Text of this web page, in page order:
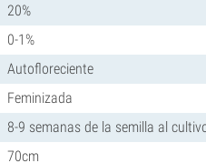
20%
0-1%
Autofloreciente
Feminizada
8-9 semanas de la semilla al
70cm